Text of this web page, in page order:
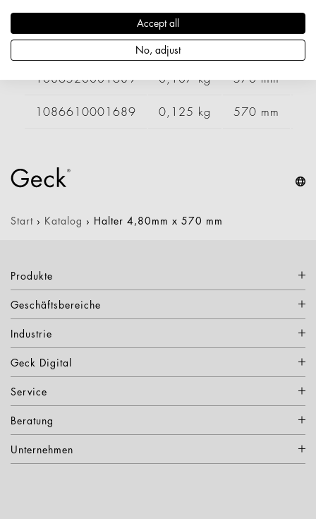
Artikelnummer Gewicht Länge
1086500001689 0,079 kg
1086520001689 0,107 kg 570 mm
1086610001689 0,125 kg 570 mm
Start › Katalog › Halter 4,80mm x 570 mm
Produkte
Geschäftsbereiche
Industrie
Geck Digital
Service
Beratung
Unternehmen
Accept all
No, adjust